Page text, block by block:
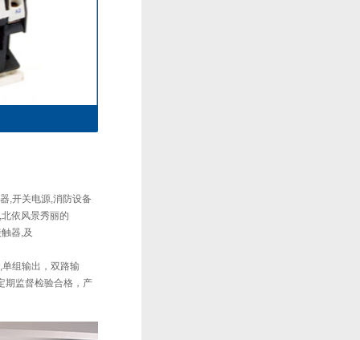
,开关电源,消防设备
依风景秀丽的
器,及
组输出，双路输
期监督检验合格，产